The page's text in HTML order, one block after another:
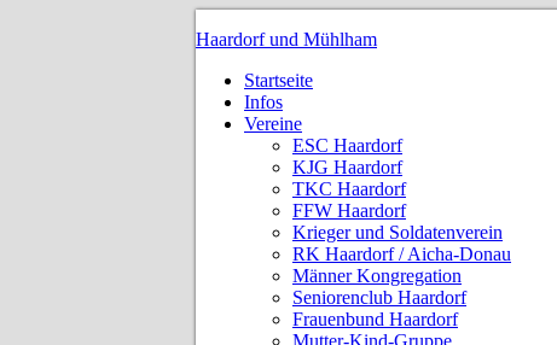
Haardorf und Mühlham
Startseite
Infos
Vereine
ESC Haardorf
KJG Haardorf
TKC Haardorf
FFW Haardorf
Krieger und Soldatenverein
RK Haardorf / Aicha-Donau
Männer Kongregation
Seniorenclub Haardorf
Frauenbund Haardorf
Mutter-Kind-Gruppe